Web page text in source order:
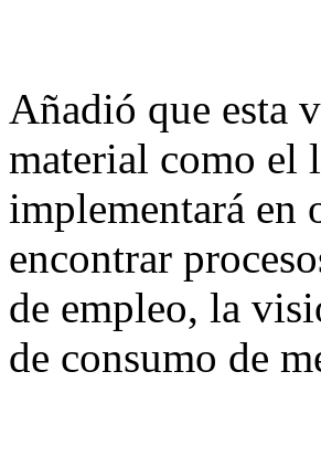
Añadió que esta
material como el
implementará en
encontrar
de empleo, la
de consumo de